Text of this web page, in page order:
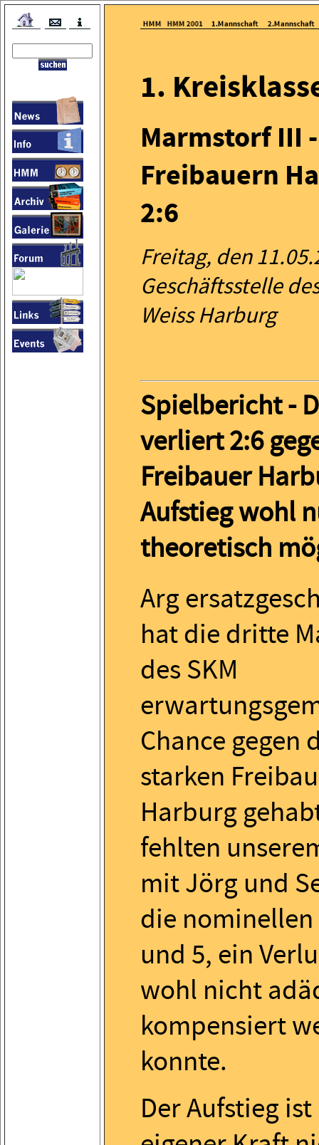
1.
Marmstorf III -
Freibauern
2:6
Freitag, den
Geschäftsstelle
Weiss Harburg
Spielbericht -
verliert 2:6
Freibauer
Aufstieg wohl
theoretisch
Arg
hat die dritte
des SKM
Chance gegen
starken
Harburg
fehlten
mit Jörg und
die
und 5, ein
wohl nicht
kompensiert
konnte.
Der Aufstieg ist